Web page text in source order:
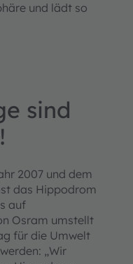
und lädt so
sind
2007 und dem
das Hippodrom
auf
Osram umstellt
für die Umwelt
„Wir